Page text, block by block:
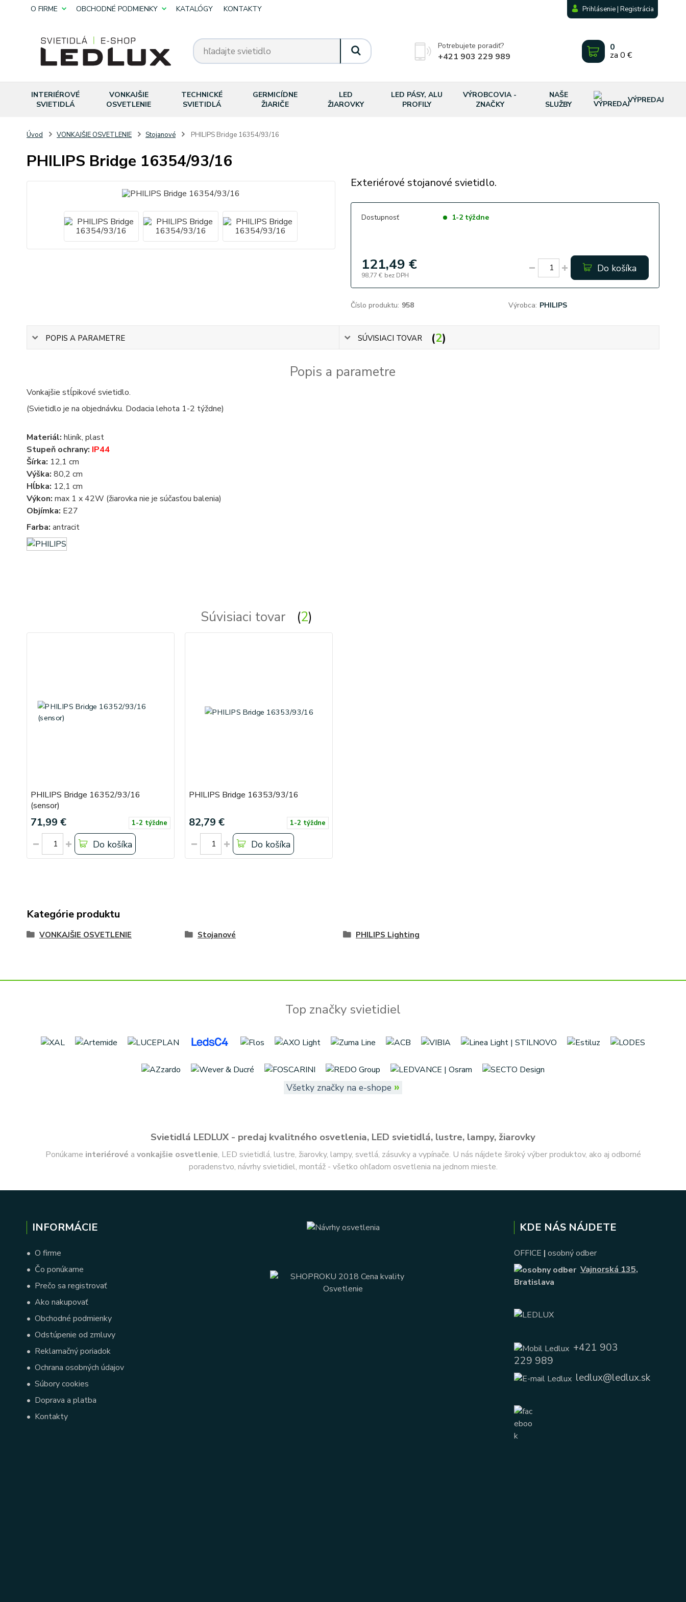
O FIRME OBCHODNÉ PODMIENKY KATALÓGY KONTAKTY Prihlásenie | Registrácia
Potrebujete poradiť?
+421 903 229 989
0
za 0 €
INTERIÉROVÉ
SVIETIDLÁ
VONKAJŠIE
OSVETLENIE
TECHNICKÉ
SVIETIDLÁ
GERMICÍDNE
ŽIARIČE
LED
ŽIAROVKY
LED PÁSY, ALU
PROFILY
VÝROBCOVIA -
ZNAČKY
NAŠE
SLUŽBY
VÝPREDAJ
Úvod VONKAJŠIE OSVETLENIE Stojanové PHILIPS Bridge 16354/93/16
PHILIPS Bridge 16354/93/16
Exteriérové stojanové svietidlo.
Dostupnosť 1-2 týždne
121,49 €
98,77 € bez DPH
Do košíka
Číslo produktu: 958 Výrobca: PHILIPS
POPIS A PARAMETRE SÚVISIACI TOVAR 2
Popis a parametre
Vonkajšie stĺpikové svietidlo.
(Svietidlo je na objednávku. Dodacia lehota 1-2 týždne)
Materiál: hliník, plast
Stupeň ochrany: IP44
Šírka: 12,1 cm
Výška: 80,2 cm
Hĺbka: 12,1 cm
Výkon: max 1 x 42W (žiarovka nie je súčasťou balenia)
Objímka: E27
Farba: antracit
Súvisiaci tovar 2
PHILIPS Bridge 16352/93/16
(sensor)
71,99 € 1-2 týždne
Do košíka
PHILIPS Bridge 16353/93/16
82,79 € 1-2 týždne
Do košíka
Kategórie produktu
VONKAJŠIE OSVETLENIE Stojanové PHILIPS Lighting
Top značky svietidiel
Všetky značky na e-shope »
Svietidlá LEDLUX - predaj kvalitného osvetlenia, LED svietidlá, lustre, lampy, žiarovky
Ponúkame interiérové a vonkajšie osvetlenie, LED svietidlá, lustre, žiarovky, lampy, svetlá, zásuvky a vypínače. U nás nájdete široký výber produktov, ako aj odborné
poradenstvo, návrhy svietidiel, montáž - všetko ohľadom osvetlenia na jednom mieste.
INFORMÁCIE
• O firme
• Čo ponúkame
• Prečo sa registrovať
• Ako nakupovať
• Obchodné podmienky
• Odstúpenie od zmluvy
• Reklamačný poriadok
• Ochrana osobných údajov
• Súbory cookies
• Doprava a platba
• Kontakty
KDE NÁS NÁJDETE
OFFICE | osobný odber
Vajnorská 135,
Bratislava
+421 903
229 989
ledlux@ledlux.sk